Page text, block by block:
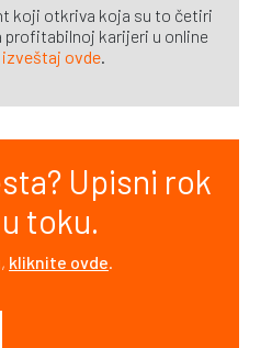
koji otkriva koja su to četiri
profitabilnoj karijeri u online
ovde
Upisni rok
toku.
kliknite ovde